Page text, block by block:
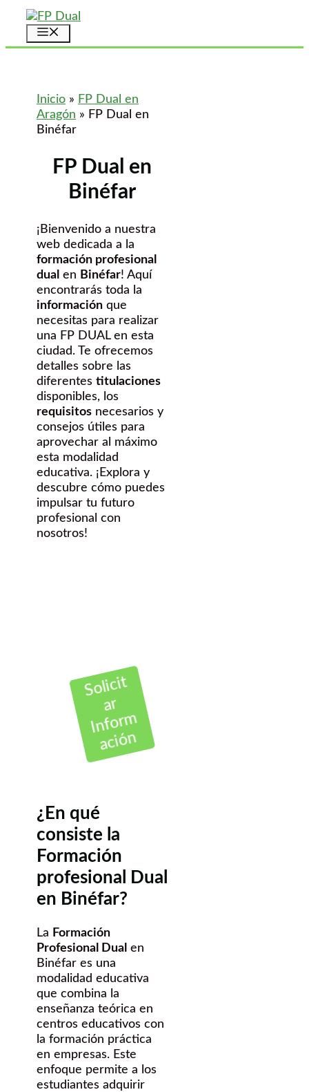
Saltar
contenido
Inicio » FP Dual en
Aragón » FP Dual en
Binéfar
FP Dual en
Binéfar
¡Bienvenido a nuestra
web dedicada a la
formación profesional
dual en Binéfar! Aquí
encontrarás toda la
información que
necesitas para realizar
una FP DUAL en esta
ciudad. Te ofrecemos
detalles sobre las
diferentes titulaciones
disponibles, los
requisitos necesarios y
consejos útiles para
aprovechar al máximo
esta modalidad
educativa. ¡Explora y
descubre cómo puedes
impulsar tu futuro
profesional con
nosotros!
Solicit
ar
Inform
ación
¿En qué
consiste la
Formación
profesional Dual
en Binéfar?
La Formación
Profesional Dual en
Binéfar es una
modalidad educativa
que combina la
enseñanza teórica en
centros educativos con
la formación práctica
en empresas. Este
enfoque permite a los
estudiantes adquirir